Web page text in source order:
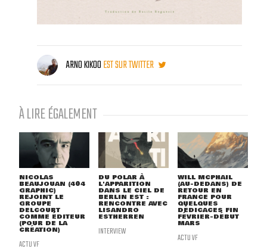
ARNO KIKOOEST SUR TWITTER
À LIRE ÉGALEMENT
NICOLAS
BEAUJOUAN (404
GRAPHIC)
REJOINT LE
GROUPE
DELCOURT
COMME ÉDITEUR
(POUR DE LA
CRÉATION)
ACTU VF
DU POLAR À
L'APPARITION
DANS LE CIEL DE
BERLIN EST :
RENCONTRE AVEC
LISANDRO
ESTHERREN
INTERVIEW
WILL MCPHAIL
(AU-DEDANS) DE
RETOUR EN
FRANCE POUR
QUELQUES
DÉDICACES FIN
FÉVRIER-DÉBUT
MARS
ACTU VF